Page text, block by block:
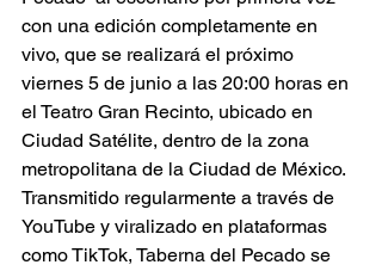
con una edición completamente en
vivo, que se realizará el próximo
viernes 5 de junio a las 20:00 horas en
el Teatro Gran Recinto, ubicado en
Ciudad Satélite, dentro de la zona
metropolitana de la Ciudad de México.
Transmitido regularmente a través de
YouTube y viralizado en plataformas
como TikTok, Taberna del Pecado se